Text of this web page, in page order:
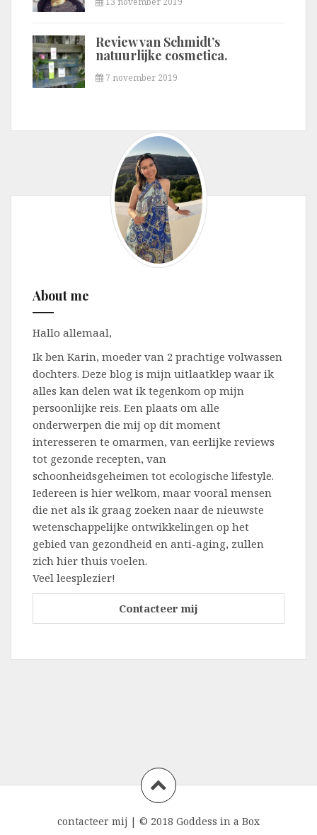
Review van Schmidt’s
natuurlijke cosmetica.
7 november 2019
About me
Hallo allemaal,
Ik ben Karin, moeder van 2 prachtige volwassen
dochters. Deze blog is mijn uitlaatklep waar ik
alles kan delen wat ik tegenkom op mijn
persoonlijke reis. Een plaats om alle
onderwerpen die mij op dit moment
interesseren te omarmen, van eerlijke reviews
tot gezonde recepten, van
schoonheidsgeheimen tot ecologische lifestyle.
Iedereen is hier welkom, maar vooral mensen
die net als ik graag zoeken naar de nieuwste
wetenschappelijke ontwikkelingen op het
gebied van gezondheid en anti-aging, zullen
zich hier thuis voelen.
Veel leesplezier!
Contacteer mij
contacteer mij | © 2018 Goddess in a Box